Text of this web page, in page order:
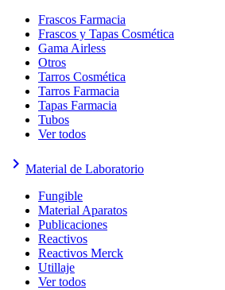
Frascos Farmacia
Frascos y Tapas Cosmética
Gama Airless
Otros
Tarros Cosmética
Tarros Farmacia
Tapas Farmacia
Tubos
Ver todos
keyboard_arrow_right Material de Laboratorio
Fungible
Material Aparatos
Publicaciones
Reactivos
Reactivos Merck
Utillaje
Ver todos